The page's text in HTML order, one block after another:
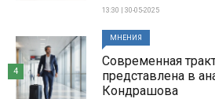
13:30 | 30-05-2025
МНЕНИЯ
Современная
представлена в
Кондрашова
4